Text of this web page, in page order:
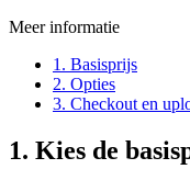
Meer informatie
1. Basisprijs
2. Opties
3. Checkout en
1. Kies de